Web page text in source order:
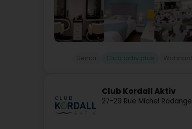
Club Kordall Aktiv
27-29 Rue Michel Rodange